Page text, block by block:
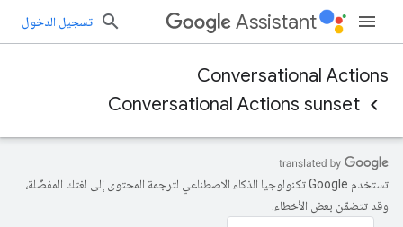
Assistant تسجيل الدخول
Conversational Actions
Conversational Actions sunset
تستخدم Google تكنولوجيا الذكاء الاصطناعي لترجمة المحتوى إلى لغتك المفضّلة،
وقد تتضمّن بعض الأخطاء.